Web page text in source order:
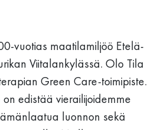
vuotias maatilamiljöö Etelä-
Viitalankylässä. Olo Tila
Green Care-toimipiste.
edistää vierailijoidemme
luonnon sekä